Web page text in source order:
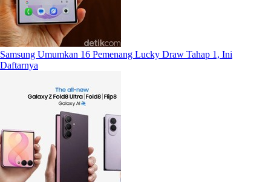
Samsung Umumkan 16 Pemenang Lucky Draw Tahap 1, Ini
Daftarnya